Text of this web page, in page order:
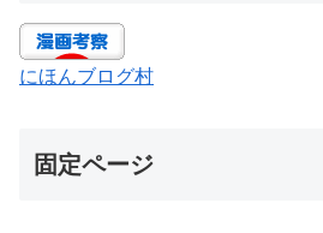
にほんブログ村
固定ページ